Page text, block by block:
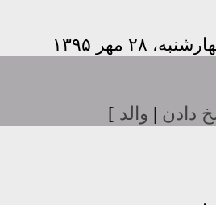
دادن | والد ]